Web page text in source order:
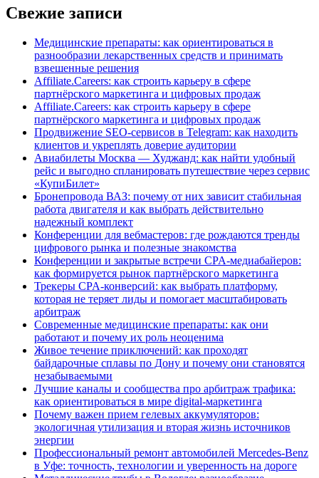
Свежие записи
Медицинские препараты: как ориентироваться в
разнообразии лекарственных средств и принимать
взвешенные решения
Affiliate.Careers: как строить карьеру в сфере
партнёрского маркетинга и цифровых продаж
Affiliate.Careers: как строить карьеру в сфере
партнёрского маркетинга и цифровых продаж
Продвижение SEO-сервисов в Telegram: как находить
клиентов и укреплять доверие аудитории
Авиабилеты Москва — Худжанд: как найти удобный
рейс и выгодно спланировать путешествие через сервис
«КупиБилет»
Бронепровода ВАЗ: почему от них зависит стабильная
работа двигателя и как выбрать действительно
надежный комплект
Конференции для вебмастеров: где рождаются тренды
цифрового рынка и полезные знакомства
Конференции и закрытые встречи CPA-медиабайеров:
как формируется рынок партнёрского маркетинга
Трекеры CPA-конверсий: как выбрать платформу,
которая не теряет лиды и помогает масштабировать
арбитраж
Современные медицинские препараты: как они
работают и почему их роль неоценима
Живое течение приключений: как проходят
байдарочные сплавы по Дону и почему они становятся
незабываемыми
Лучшие каналы и сообщества про арбитраж трафика:
как ориентироваться в мире digital-маркетинга
Почему важен прием гелевых аккумуляторов:
экологичная утилизация и вторая жизнь источников
энергии
Профессиональный ремонт автомобилей Mercedes-Benz
в Уфе: точность, технологии и уверенность на дороге